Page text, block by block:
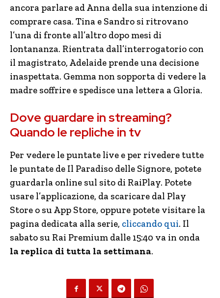
ancora parlare ad Anna della sua intenzione di
comprare casa. Tina e Sandro si ritrovano
l’una di fronte all’altro dopo mesi di
lontananza. Rientrata dall’interrogatorio con
il magistrato, Adelaide prende una decisione
inaspettata. Gemma non sopporta di vedere la
madre soffrire e spedisce una lettera a Gloria.
Dove guardare in streaming?
Quando le repliche in tv
Per vedere le puntate live e per rivedere tutte
le puntate de Il Paradiso delle Signore, potete
guardarla online sul sito di RaiPlay. Potete
usare l’applicazione, da scaricare dal Play
Store o su App Store, oppure potete visitare la
pagina dedicata alla serie, cliccando qui. Il
sabato su Rai Premium dalle 15:40 va in onda
la replica di tutta la settimana.